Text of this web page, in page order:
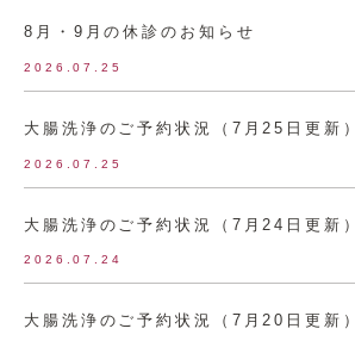
8月・9月の休診のお知らせ
2026.07.25
大腸洗浄のご予約状況（7月25日更新）
2026.07.25
大腸洗浄のご予約状況（7月24日更新）
2026.07.24
大腸洗浄のご予約状況（7月20日更新）